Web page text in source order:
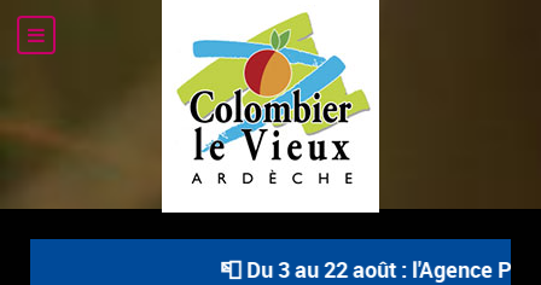
📮 Du 3 au 22 août : l'Agence